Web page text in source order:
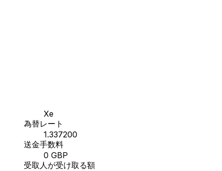
Xe
為替レート
1.337200
送金手数料
0 GBP
受取人が受け取る額